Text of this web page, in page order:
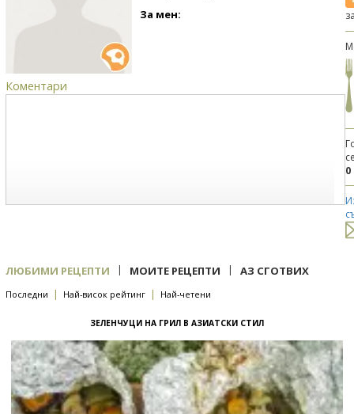
За мен:
Коментари
0
ЛЮБИМИ РЕЦЕПТИ | МОИТЕ РЕЦЕПТИ | АЗ СГОТВИХ
Последни | Най-висок рейтинг | Най-четени
ЗЕЛЕНЧУЦИ НА ГРИЛ В АЗИАТСКИ СТИЛ